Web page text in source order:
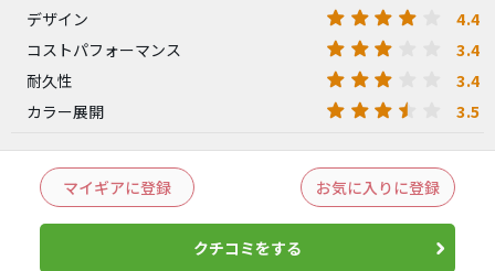
デザイン 4.4
コストパフォーマンス 3.4
耐久性 3.4
カラー展開 3.5
マイギアに登録 お気に入りに登録
クチコミをする